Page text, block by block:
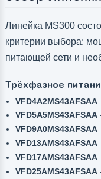
Линейка MS300
критерии выбора:
питающей сети и
Трёхфазное
VFD4A2MS43AFSAA
VFD5A5MS43AFSAA
VFD9A0MS43AFSAA
VFD13AMS43AFSAA
VFD17AMS43AFSAA
VFD25AMS43AFSAA